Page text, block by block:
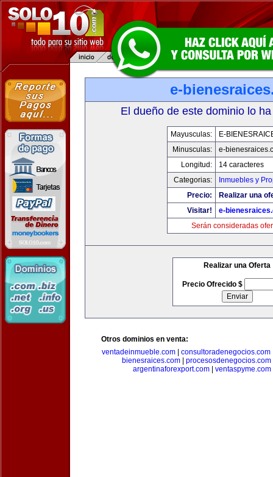
e-
El dueño de este dominio lo
Mayusculas:
E-
Minusculas:
e-
Longitud:
14 caracteres
Categorias:
Inmuebles y
Precio:
Realizar una
Visitar!
e-
Serán consideradas
Realizar una Oferta
Precio Ofrecido $
Otros dominios en venta:
ventadeinmueble.com| consultoradenegocios.com
bienesraices.com
procesosdenegocios.com
argentinaforexport.com| ventaspyme.com